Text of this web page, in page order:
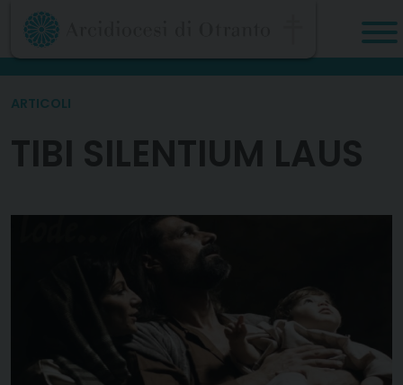
Skip
content
ARTICOLI
TIBI SILENTIUM LAUS